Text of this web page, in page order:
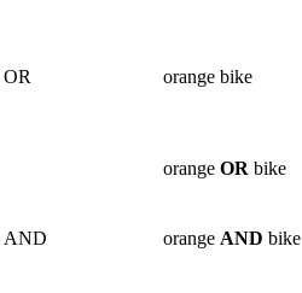
OR orange bike
orange OR bike
AND orange AND bike